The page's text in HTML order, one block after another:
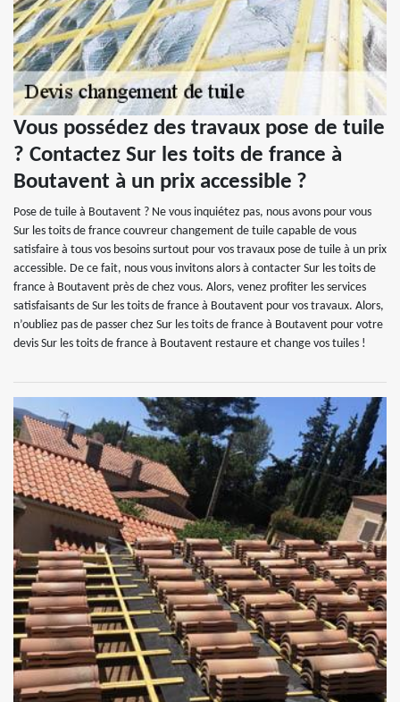
Vous possédez des travaux pose de tuile
? Contactez Sur les toits de france à
Boutavent à un prix accessible ?
Pose de tuile à Boutavent ? Ne vous inquiétez pas, nous avons pour vous
Sur les toits de france couvreur changement de tuile capable de vous
satisfaire à tous vos besoins surtout pour vos travaux pose de tuile à un prix
accessible. De ce fait, nous vous invitons alors à contacter Sur les toits de
france à Boutavent près de chez vous. Alors, venez profiter les services
satisfaisants de Sur les toits de france à Boutavent pour vos travaux. Alors,
n’oubliez pas de passer chez Sur les toits de france à Boutavent pour votre
devis Sur les toits de france à Boutavent restaure et change vos tuiles !